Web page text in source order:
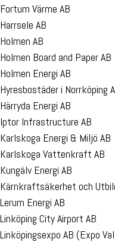
Fortum Värme AB
Harrsele AB
Holmen AB
Holmen Board and Paper AB
Holmen Energi AB
Hyresbostäder i Norrköping
Härryda Energi AB
Iptor Infrastructure AB
Karlskoga Energi & Miljö AB
Karlskoga Vattenkraft AB
Kungälv Energi AB
Kärnkraftsäkerhet och
Lerum Energi AB
Linköping City Airport AB
Linköpingsexpo AB (Expo